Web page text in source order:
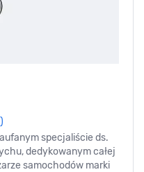
specjaliście ds.
dedykowanym całej
samochodów marki